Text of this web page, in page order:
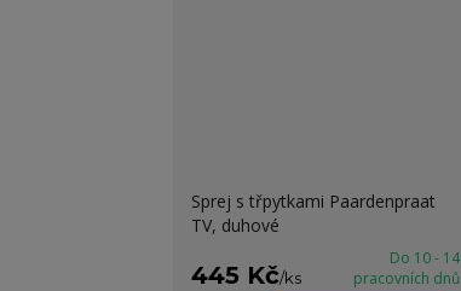
Sprej s třpytkami Paardenpraat
TV, duhové
445 Kč/ks
Do 10 - 14
pracovních dnů